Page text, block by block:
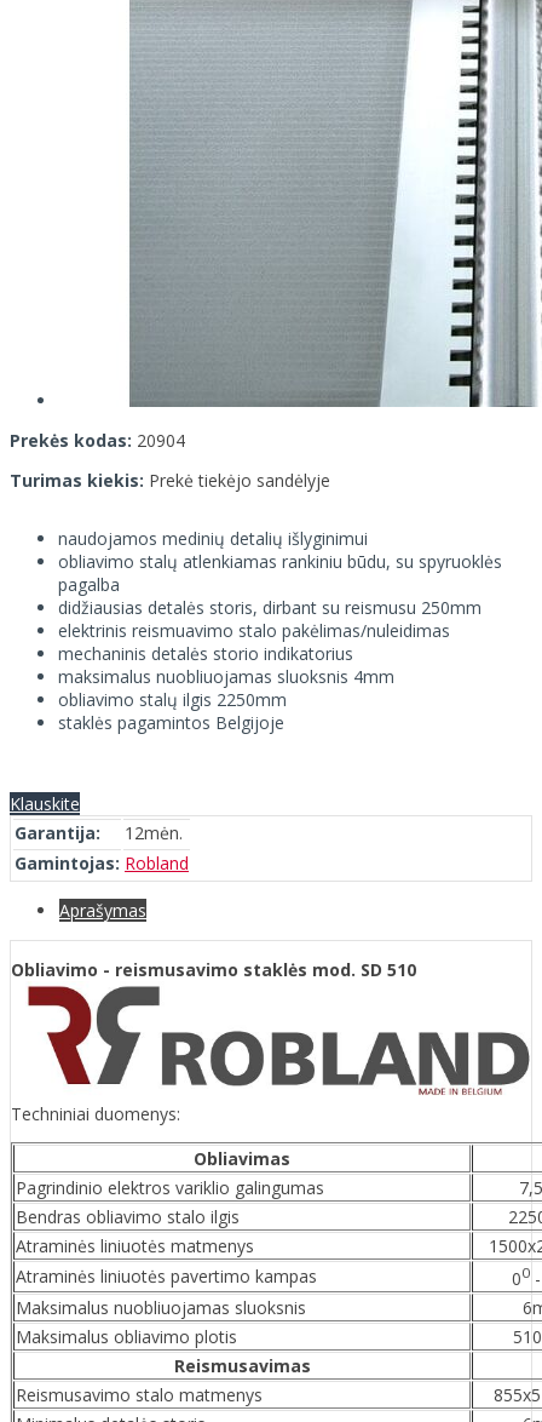
Prekės kodas: 20904
Turimas kiekis: Prekė tiekėjo sandėlyje
naudojamos medinių detalių išlyginimui
obliavimo stalų atlenkiamas rankiniu būdu, su spyruoklės
pagalba
didžiausias detalės storis, dirbant su reismusu 250mm
elektrinis reismuavimo stalo pakėlimas/nuleidimas
mechaninis detalės storio indikatorius
maksimalus nuobliuojamas sluoksnis 4mm
obliavimo stalų ilgis 2250mm
staklės pagamintos Belgijoje
Klauskite
Garantija:
12mėn.
Gamintojas: Robland
Aprašymas
Obliavimo - reismusavimo staklės mod. SD 510
Techniniai duomenys:
Obliavimas
Pagrindinio elektros variklio galingumas
Bendras obliavimo stalo ilgis
Atraminės liniuotės matmenys
Atraminės liniuotės pavertimo kampas
00
Maksimalus nuobliuojamas sluoksnis
Maksimalus obliavimo plotis
Reismusavimas
Reismusavimo stalo matmenys